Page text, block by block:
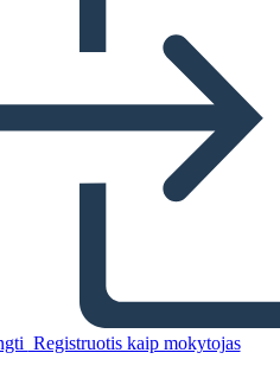
Registruotis kaip mokytojas
Example
šią siužetinę lentą
LENTĄ